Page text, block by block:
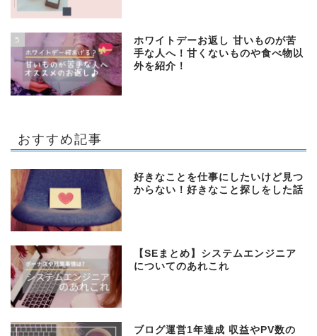
5
ホワイトデーお返し 甘いものが苦
手な人へ！甘くないものや食べ物以
外を紹介！
おすすめ記事
好きなことを仕事にしたいけど見つ
からない！好きなこと探しをした話
【SEまとめ】システムエンジニア
についてのあれこれ
ブログ運営1年達成 収益やPV数の